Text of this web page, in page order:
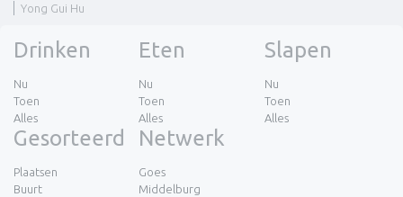
Yong Gui Hu
Drinken
Nu
Toen
Alles
Eten
Nu
Toen
Alles
Slapen
Nu
Toen
Alles
Gesorteerd
Plaatsen
Buurt
Netwerk
Goes
Middelburg